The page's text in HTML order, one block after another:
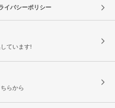
イバシーポリシー
ています!
らから